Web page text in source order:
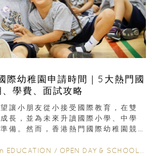
幼稚園申請時間｜5大熱門國
學費、面試攻略
讓小朋友從小接受國際教育，在雙
長，並為未來升讀國際小學、中學
備。然而，香港熱門國際幼稚園競
EDUCATION / OPEN DAY & SCHOOL EVENTS